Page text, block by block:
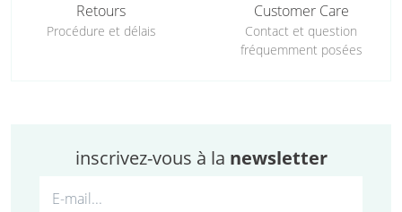
Retours
Procédure et délais
Customer Care
Contact et question
fréquemment posées
inscrivez-vous à la newsletter